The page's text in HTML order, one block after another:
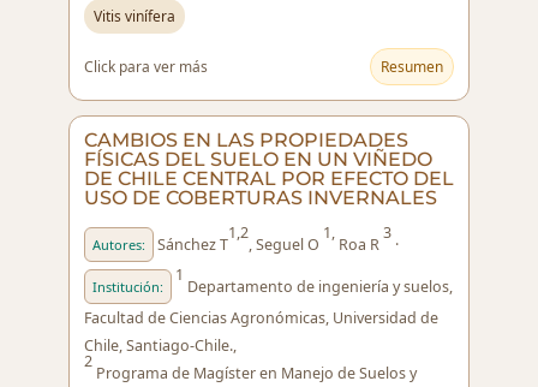
Vitis vinífera
Click para ver más Resumen
CAMBIOS EN LAS PROPIEDADES
FÍSICAS DEL SUELO EN UN VIÑEDO
DE CHILE CENTRAL POR EFECTO DEL
USO DE COBERTURAS INVERNALES
Autores: Sánchez T
1,2
, Seguel O
1,
Roa R
3
·
Institución:
1
Departamento de ingeniería y suelos,
Facultad de Ciencias Agronómicas, Universidad de
Chile, Santiago-Chile.,
2
Programa de Magíster en Manejo de Suelos y